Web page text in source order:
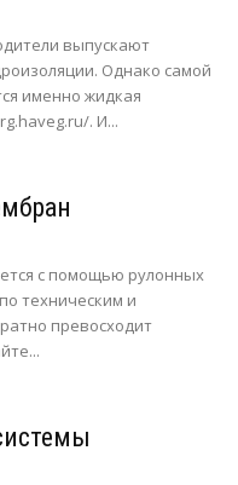
выпускают
Однако самой
именно жидкая
. И...
с помощью рулонных
техническим и
превосходит